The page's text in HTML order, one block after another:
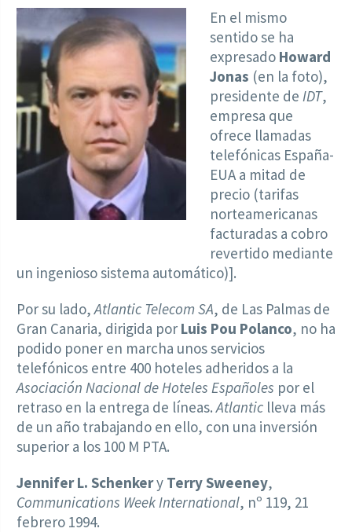
En el mismo
sentido se ha
expresado Howard
Jonas (en la foto),
presidente deIDT,
empresa que
ofrece llamadas
telefónicas España-
EUA a mitad de
precio (tarifas
norteamericanas
facturadas a cobro
revertido mediante
un ingenioso sistema automático)].
Por su lado,Atlantic Telecom SA, de Las Palmas de
Gran Canaria, dirigida por Luis Pou Polanco, no ha
podido poner en marcha unos servicios
telefónicos entre 400 hoteles adheridos a la
Asociación Nacional de Hoteles Españoles por el
retraso en la entrega de líneas.Atlantic lleva más
de un año trabajando en ello, con una inversión
superior a los 100 M PTA.
Jennifer L. Schenkery Terry Sweeney,
Communications Week International, nº 119, 21
febrero 1994.